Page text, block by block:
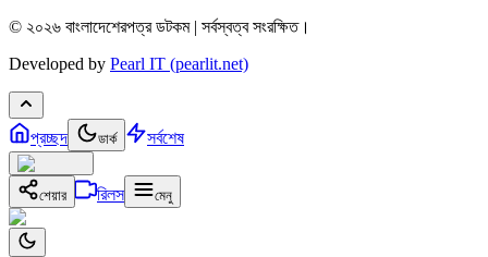
© ২০২৬ বাংলাদেশেরপত্র ডটকম | সর্বস্বত্ব সংরক্ষিত।
Developed by Pearl IT (pearlit.net)
প্রচ্ছদ ডার্ক সর্বশেষ
শেয়ার রিলস মেনু